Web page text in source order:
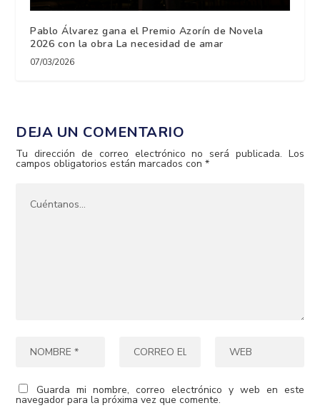
Pablo Álvarez gana el Premio Azorín de Novela
2026 con la obra La necesidad de amar
07/03/2026
DEJA UN COMENTARIO
Tu dirección de correo electrónico no será publicada. Los
campos obligatorios están marcados con*
Guarda mi nombre, correo electrónico y web en este
navegador para la próxima vez que comente.